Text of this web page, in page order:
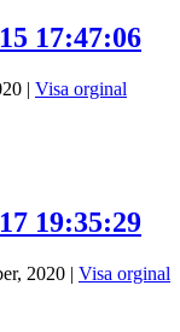
17:47:06
| Visa orginal
19:35:29
2020 | Visa orginal